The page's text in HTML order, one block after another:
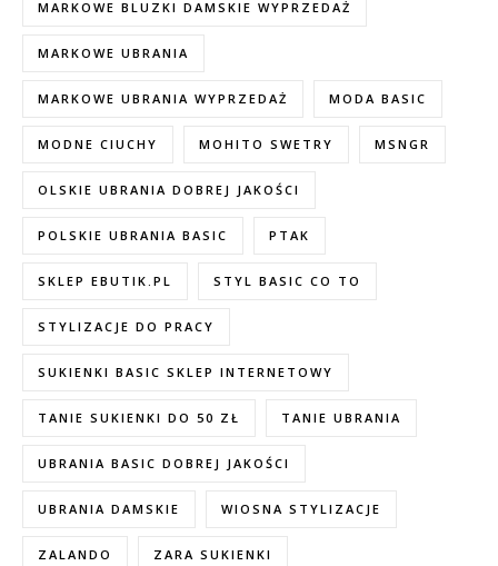
MARKOWE BLUZKI DAMSKIE WYPRZEDAŻ
MARKOWE UBRANIA
MARKOWE UBRANIA WYPRZEDAŻ MODA BASIC
MODNE CIUCHY MOHITO SWETRY MSNGR
OLSKIE UBRANIA DOBREJ JAKOŚCI
POLSKIE UBRANIA BASIC PTAK
SKLEP EBUTIK.PL STYL BASIC CO TO
STYLIZACJE DO PRACY
SUKIENKI BASIC SKLEP INTERNETOWY
TANIE SUKIENKI DO 50 ZŁ TANIE UBRANIA
UBRANIA BASIC DOBREJ JAKOŚCI
UBRANIA DAMSKIE WIOSNA STYLIZACJE
ZALANDO ZARA SUKIENKI